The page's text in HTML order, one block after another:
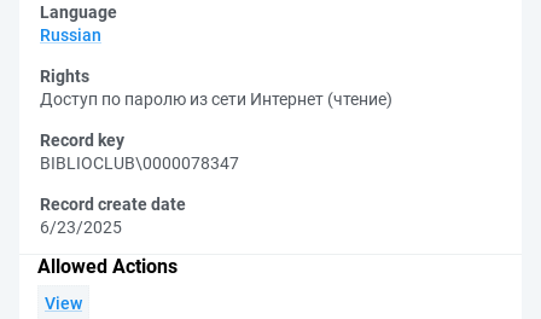
Language
Russian
Rights
Доступ по паролю из сети Интернет (чтение)
Record key
BIBLIOCLUB\0000078347
Record create date
6/23/2025
Allowed Actions
View